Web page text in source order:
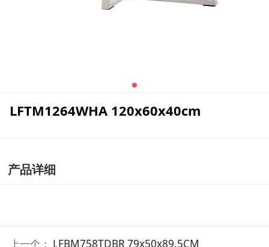
LFTM1264WHA 120x60x40cm
产品详细
上一个： LFBM758TDBR 79x50x89.5CM